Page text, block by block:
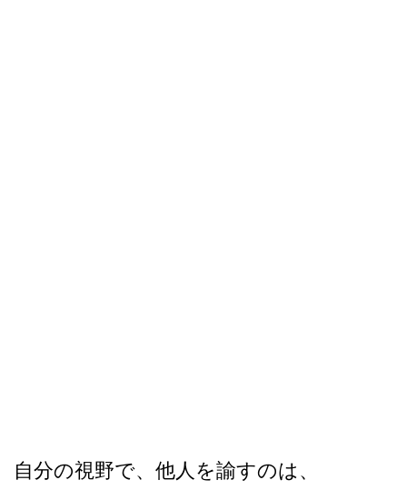
自分の視野で、他人を諭すのは、